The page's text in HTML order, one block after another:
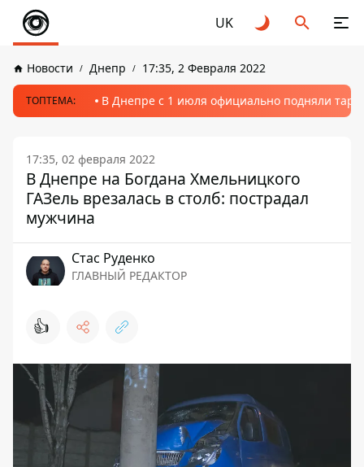
UK
Новости Днепр 17:35, 2 Февраля 2022
ТОПТЕМА: В Днепре с 1 июля официально подняли
17:35, 02 февраля 2022
В Днепре на Богдана Хмельницкого
ГАЗель врезалась в столб: пострадал
мужчина
Стаc Руденко
ГЛАВНЫЙ РЕДАКТОР
👍